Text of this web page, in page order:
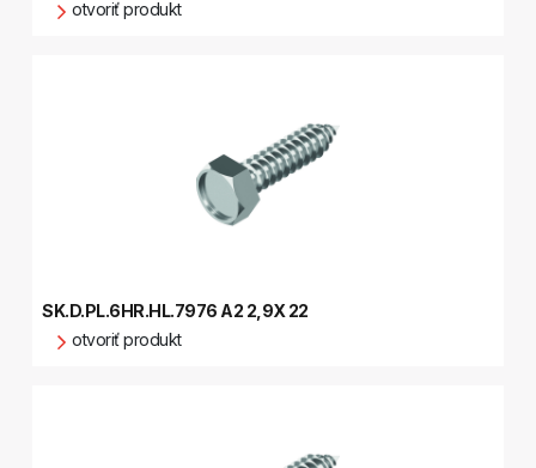
otvoriť produkt
SK.D.PL.6HR.HL.7976 A2 2,9X 22
otvoriť produkt